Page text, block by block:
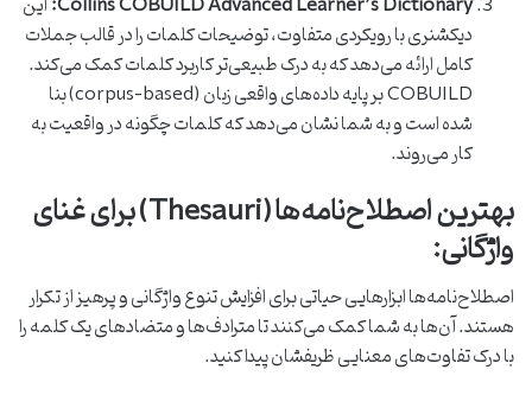
دیکشنری با رویکردی متفاوت، توضیحات کلمات را در قالب جملات
کامل ارائه می‌دهد که به درک طبیعی‌تر کاربرد کلمات کمک می‌کند.
COBUILD بر پایه داده‌های واقعی زبان (corpus-based) بنا
شده است و به شما نشان می‌دهد که کلمات چگونه در واقعیت به
کار می‌روند.
بهترین اصطلاح‌نامه‌ها (Thesauri) برای غنای
واژگانی:
اصطلاح‌نامه‌ها ابزارهایی حیاتی برای افزایش تنوع واژگانی و پرهیز از تکرار
هستند. آن‌ها به شما کمک می‌کنند تا مترادف‌ها و متضادهای یک کلمه را
با درک تفاوت‌های معنایی ظریفشان پیدا کنید.